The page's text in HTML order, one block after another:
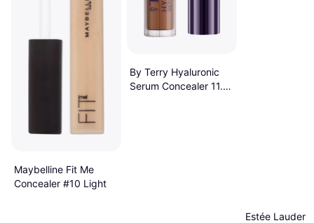
Maybelline Fit Me
Concealer #10 Light
By Terry Hyaluronic
Serum Concealer 11.
Estée Lauder